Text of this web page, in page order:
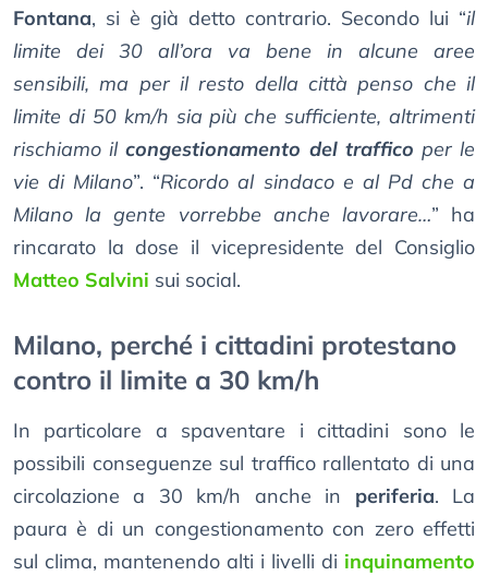
Fontana, si è già detto contrario. Secondo lui “il
limite dei 30 all’ora va bene in alcune aree
sensibili, ma per il resto della città penso che il
limite di 50 km/h sia più che sufficiente, altrimenti
rischiamo ilcongestionamento del traffico per le
vie di Milano”. “Ricordo al sindaco e al Pd che a
Milano la gente vorrebbe anche lavorare…” ha
rincarato la dose il vicepresidente del Consiglio
Matteo Salvini sui social.
Milano, perché i cittadini protestano
contro il limite a 30 km/h
In particolare a spaventare i cittadini sono le
possibili conseguenze sul traffico rallentato di una
circolazione a 30 km/h anche in periferia. La
paura è di un congestionamento con zero effetti
sul clima, mantenendo alti i livelli di inquinamento